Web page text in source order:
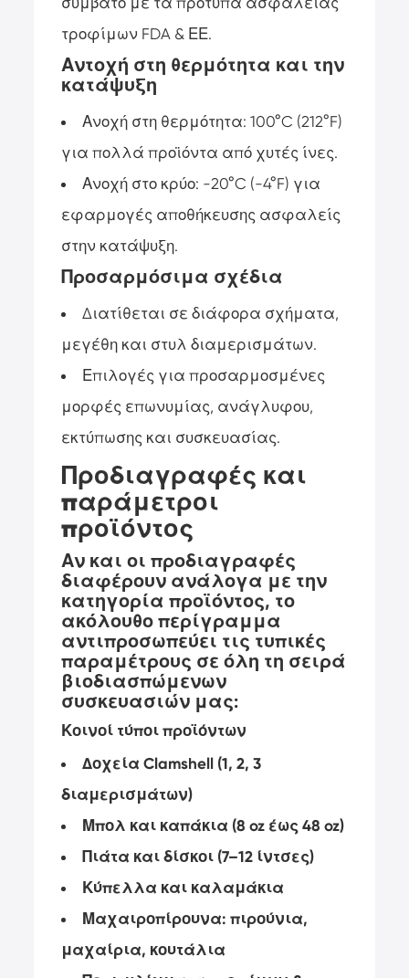
τροφίμων FDA & ΕΕ.
Αντοχή στη θερμότητα και την
κατάψυξη
Ανοχή στη θερμότητα: 100°C (212°F)
για πολλά προϊόντα από χυτές ίνες.
Ανοχή στο κρύο: -20°C (-4°F) για
εφαρμογές αποθήκευσης ασφαλείς
στην κατάψυξη.
Προσαρμόσιμα σχέδια
Διατίθεται σε διάφορα σχήματα,
μεγέθη και στυλ διαμερισμάτων.
Επιλογές για προσαρμοσμένες
μορφές επωνυμίας, ανάγλυφου,
εκτύπωσης και συσκευασίας.
Προδιαγραφές και
παράμετροι
προϊόντος
Αν και οι προδιαγραφές
διαφέρουν ανάλογα με την
κατηγορία προϊόντος, το
ακόλουθο περίγραμμα
αντιπροσωπεύει τις τυπικές
παραμέτρους σε όλη τη σειρά
βιοδιασπώμενων
συσκευασιών μας:
Κοινοί τύποι προϊόντων
Δοχεία Clamshell (1, 2, 3
διαμερισμάτων)
Μπολ και καπάκια (8 oz έως 48 oz)
Πιάτα και δίσκοι (7–12 ίντσες)
Κύπελλα και καλαμάκια
Μαχαιροπίρουνα: πιρούνια,
μαχαίρια, κουτάλια